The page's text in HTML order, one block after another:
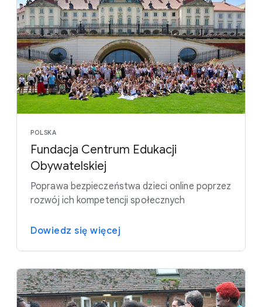
POLSKA
Fundacja Centrum Edukacji
Obywatelskiej
Poprawa bezpieczeństwa dzieci online poprzez
rozwój ich kompetencji społecznych
Dowiedz się więcej